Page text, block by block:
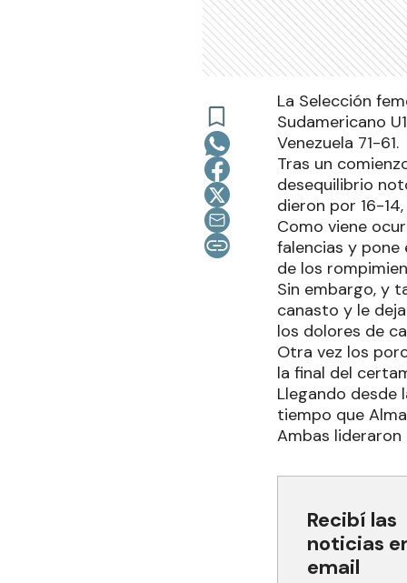
La Selección
Sudamericano
Venezuela 71-61.
Tras un
desequilibrio
dieron por 16-14,
Como viene
falencias y pone
de los
Sin embargo, y
canasto y le
los dolores de
Otra vez los
la final del
Llegando desde
tiempo que
Ambas lideraron
Recibí las
noticias
email